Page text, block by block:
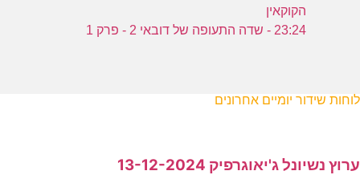
הקוקאין
23:24 - שדה התעופה של דובאי 2 - פרק 1
לוחות שידור יומיים אחרונים
ערוץ נשיונל ג'יאוגרפיק 13-12-2024